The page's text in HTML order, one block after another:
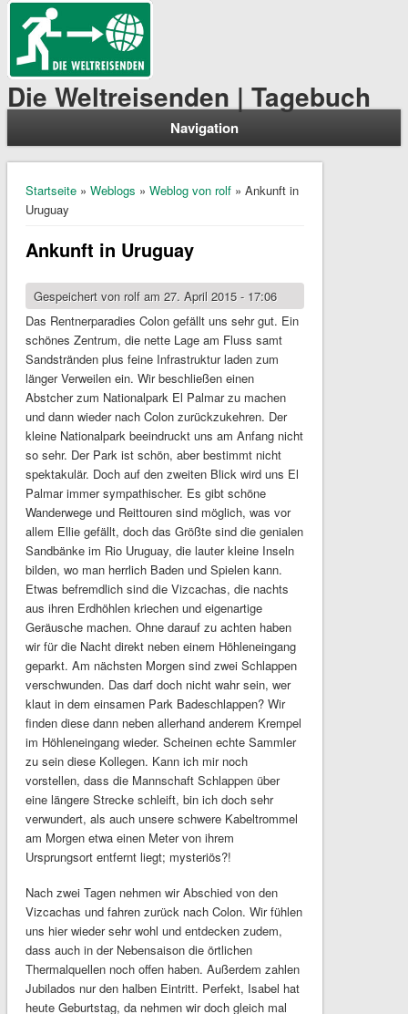
Die Weltreisenden | Tagebuch
Navigation
Sie sind hier
Startseite» Weblogs » Weblog von rolf» Ankunft in
Uruguay
Ankunft in Uruguay
Gespeichert von rolfam 27. April 2015 - 17:06
Das Rentnerparadies Colon gefällt uns sehr gut. Ein
schönes Zentrum, die nette Lage am Fluss samt
Sandstränden plus feine Infrastruktur laden zum
länger Verweilen ein. Wir beschließen einen
Abstcher zum Nationalpark El Palmar zu machen
und dann wieder nach Colon zurückzukehren. Der
kleine Nationalpark beeindruckt uns am Anfang nicht
so sehr. Der Park ist schön, aber bestimmt nicht
spektakulär. Doch auf den zweiten Blick wird uns El
Palmar immer sympathischer. Es gibt schöne
Wanderwege und Reittouren sind möglich, was vor
allem Ellie gefällt, doch das Größte sind die genialen
Sandbänke im Rio Uruguay, die lauter kleine Inseln
bilden, wo man herrlich Baden und Spielen kann.
Etwas befremdlich sind die Vizcachas, die nachts
aus ihren Erdhöhlen kriechen und eigenartige
Geräusche machen. Ohne darauf zu achten haben
wir für die Nacht direkt neben einem Höhleneingang
geparkt. Am nächsten Morgen sind zwei Schlappen
verschwunden. Das darf doch nicht wahr sein, wer
klaut in dem einsamen Park Badeschlappen? Wir
finden diese dann neben allerhand anderem Krempel
im Höhleneingang wieder. Scheinen echte Sammler
zu sein diese Kollegen. Kann ich mir noch
vorstellen, dass die Mannschaft Schlappen über
eine längere Strecke schleift, bin ich doch sehr
verwundert, als auch unsere schwere Kabeltrommel
am Morgen etwa einen Meter von ihrem
Ursprungsort entfernt liegt; mysteriös?!
Nach zwei Tagen nehmen wir Abschied von den
Vizcachas und fahren zurück nach Colon. Wir fühlen
uns hier wieder sehr wohl und entdecken zudem,
dass auch in der Nebensaison die örtlichen
Thermalquellen noch offen haben. Außerdem zahlen
Jubilados nur den halben Eintritt. Perfekt, Isabel hat
heute Geburtstag, da nehmen wir doch gleich mal